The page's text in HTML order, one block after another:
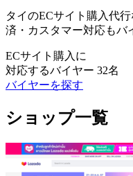
タイのECサイト購入代
済・カスタマー対応もバ
ECサイト購入に
対応するバイヤー 32名
バイヤーを探す
ショップ一覧